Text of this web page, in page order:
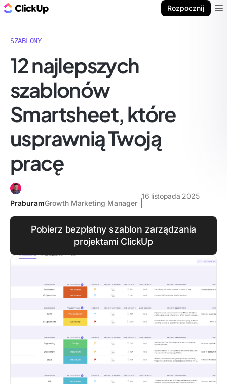
Rozpocznij
SZABLONY
12 najlepszych
szablonów
Smartsheet, które
usprawnią Twoją
pracę
PraburamGrowth Marketing Manager
16 listopada 2025
Pobierz bezpłatny szablon zarządzania
projektami ClickUp